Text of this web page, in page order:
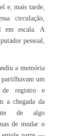
e, mais tarde,
circulação,
em escala. A
pessoal,
a memória
um
de registro e
a chegada da
de algo
de mudar o